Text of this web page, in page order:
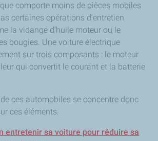
comporte moins de pièces mobiles
certaines opérations d’entretien
la vidange d’huile moteur ou le
bougies. Une voiture électrique
sur trois composants : le moteur
qui convertit le courant et la batterie
ces automobiles se concentre donc
ces éléments.
entretenir sa voiture pour réduire sa